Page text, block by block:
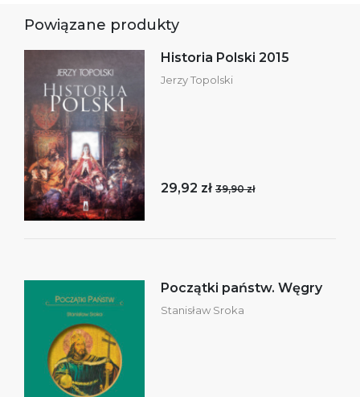
Powiązane produkty
Historia Polski 2015
Jerzy Topolski
29,92 zł 39,90 zł
Początki państw. Węgry
Stanisław Sroka